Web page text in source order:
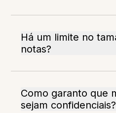
Há um limite no
notas?
Como garanto que
sejam confidenciais?